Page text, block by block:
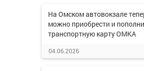
На Омском автовокзале
можно приобрести и
транспортную карту ОМКА
04.06.2026